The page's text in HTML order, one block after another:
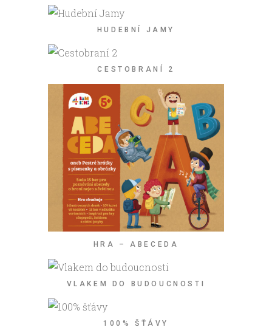
HUDEBNÍ JAMY
CESTOBRANÍ 2
HRA – ABECEDA
VLAKEM DO BUDOUCNOSTI
100% ŠŤÁVY